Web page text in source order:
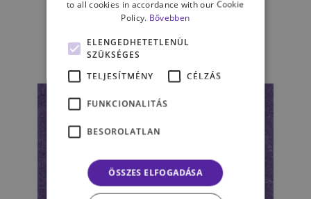
– Indulatkalauz kezdőknek és
haladóknak
KOZMA ÁGNES
to all cookies in accordance with our Cookie
Policy. Bővebben
ELENGEDHETETLENÜL
SZÜKSÉGES
TELJESÍTMÉNY
CÉLZÁS
FUNKCIONALITÁS
BESOROLATLAN
ÖSSZES ELFOGADÁSA